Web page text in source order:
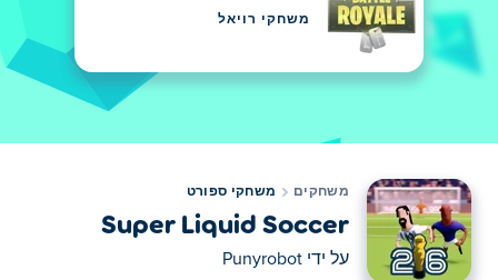
משחקי רויאל
משחקים משחקי ספורט
Super Liquid Soccer
על ידי Punyrobot